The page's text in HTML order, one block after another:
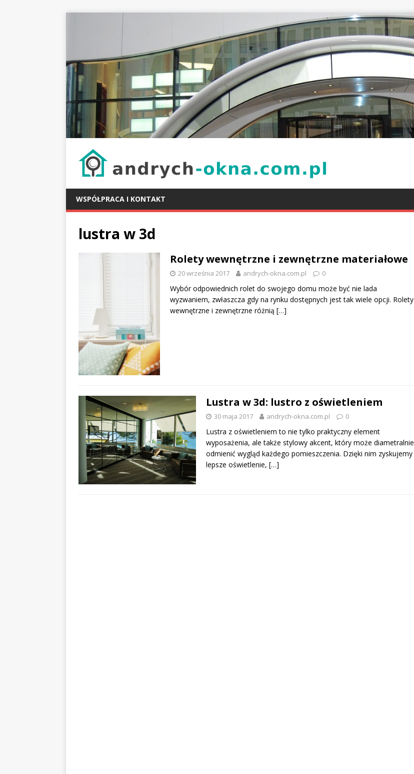
WSPÓŁPRACA I KONTAKT
lustra w 3d
Rolety wewnętrzne i zewnętrzne materiałowe
20 września 2017 andrych-okna.com.pl 0
Wybór odpowiednich rolet do swojego domu może być nie lada
wyzwaniem, zwłaszcza gdy na rynku dostępnych jest tak wiele opcji. Rolety
wewnętrzne i zewnętrzne różnią […]
Lustra w 3d: lustro z oświetleniem
30 maja 2017 andrych-okna.com.pl 0
Lustra z oświetleniem to nie tylko praktyczny element
wyposażenia, ale także stylowy akcent, który może diametralnie
odmienić wygląd każdego pomieszczenia. Dzięki nim zyskujemy
lepsze oświetlenie, […]